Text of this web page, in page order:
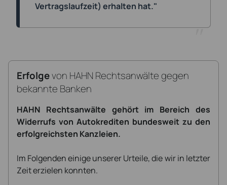
Vertragslaufzeit) erhalten hat."
Erfolgevon HAHN Rechtsanwälte gegen
bekannte Banken
HAHN Rechtsanwälte gehört im Bereich des
Widerrufs von Autokrediten bundesweit zu den
erfolgreichsten Kanzleien.
Im Folgenden einige unserer Urteile, die wir in letzter
Zeit erzielen konnten.